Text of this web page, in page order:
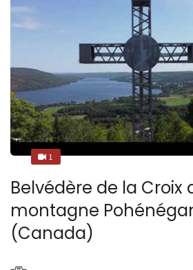
4
1
Belvédère de la Croix
montagne
(Canada)